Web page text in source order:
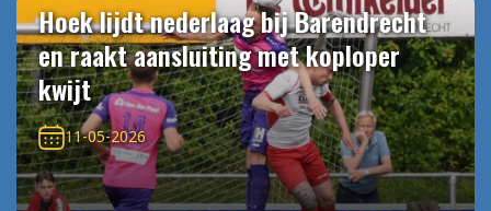
Hoek lijdt nederlaag bij Barendrecht
en raakt aansluiting met koploper
kwijt
11-05-2026